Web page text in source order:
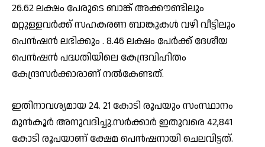
26.62 ലക്ഷം പേരുടെ ബാങ്ക് അക്കൗണ്ടിലും
മറ്റുള്ളവര്‍ക്ക് സഹകരണ ബാങ്കുകള്‍ വഴി വീട്ടിലും
പെന്‍ഷൻ ലഭിക്കും . 8.46 ലക്ഷം പേര്‍ക്ക് ദേശീയ
പെന്‍ഷന്‍ പദ്ധതിയിലെ കേന്ദ്രവിഹിതം
കേന്ദ്രസര്‍ക്കാരാണ് നല്‍കേണ്ടത്.
ഇതിനാവശ്യമായ 24. 21 കോടി രൂപയും സംസ്ഥാനം
മുന്‍കൂര്‍ അനുവദിച്ചു.സര്‍ക്കാര്‍ ഇതുവരെ 42,841
കോടി രൂപയാണ് ക്ഷേമ പെന്‍ഷനായി ചെലവിട്ടത്.